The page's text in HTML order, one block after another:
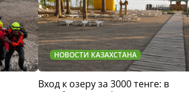
НОВОСТИ КАЗАХСТАНА
Вход к озеру за 3000 тенге: в